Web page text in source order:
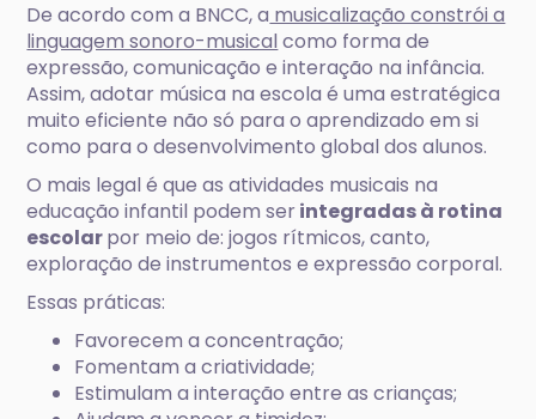
De acordo com a BNCC, a musicalização constrói a
linguagem sonoro-musicalcomo forma de
expressão, comunicação e interação na infância.
Assim, adotar música na escola é uma estratégica
muito eficiente não só para o aprendizado em si
como para o desenvolvimento global dos alunos.
O mais legal é que as atividades musicais na
educação infantil podem serintegradas à rotina
escolarpor meio de: jogos rítmicos, canto,
exploração de instrumentos e expressão corporal.
Essas práticas:
Favorecem a concentração;
Fomentam a criatividade;
Estimulam a interação entre as crianças;